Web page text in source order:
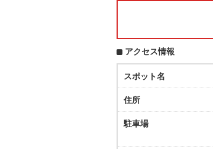
アクセス情報
スポット名
住所
駐車場